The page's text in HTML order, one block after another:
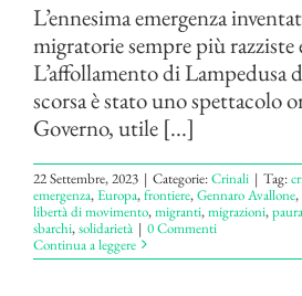
L’ennesima emergenza
migratorie sempre più razziste
L’affollamento di Lampedusa
scorsa è stato uno spettacolo
Governo, utile [...]
22 Settembre, 2023 | Categorie:Crinali | Tag:
emergenza,Europa,frontiere,Gennaro Avallone,
libertà di movimento,migranti,migrazioni,paura
sbarchi,solidarietà | 0 Commenti
Continua a leggere